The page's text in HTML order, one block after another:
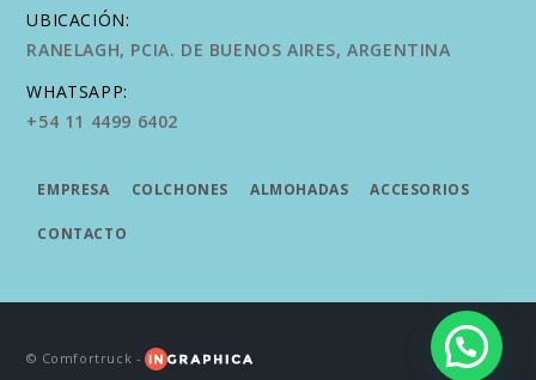
UBICACIÓN:
RANELAGH, PCIA. DE BUENOS AIRES, ARGENTINA
WHATSAPP:
+54 11 4499 6402
EMPRESA COLCHONES ALMOHADAS ACCESORIOS
CONTACTO
© Comfortruck -